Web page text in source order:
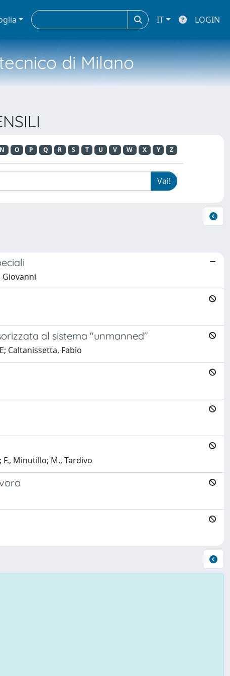
IT LOGIN
di Milano
N O P Q R S T U V W X Y Z
Giovanni
al sistema "unmanned"
Caltanissetta, Fabio
F., Minutillo; M., Tardivo